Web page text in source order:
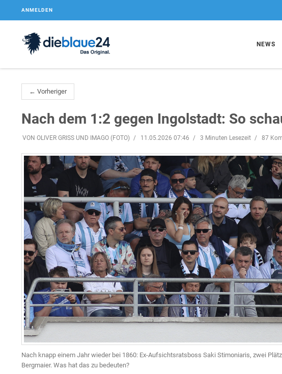
ANMELDEN
NEWS
← Vorheriger
Nach dem 1:2 gegen Ingolstadt: So
VON OLIVER GRISS UND IMAGO (FOTO) 11.05.2026 07:46 3 Minuten Lesezeit 87
Nach knapp einem Jahr wieder bei 1860: Ex-Aufsichtsratsboss Saki Stimoniaris, zwei
Bergmaier. Was hat das zu bedeuten?